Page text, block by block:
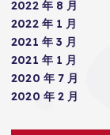
2022 年 8 月
2022 年 1 月
2021 年 3 月
2021 年 1 月
2020 年 7 月
2020 年 2 月